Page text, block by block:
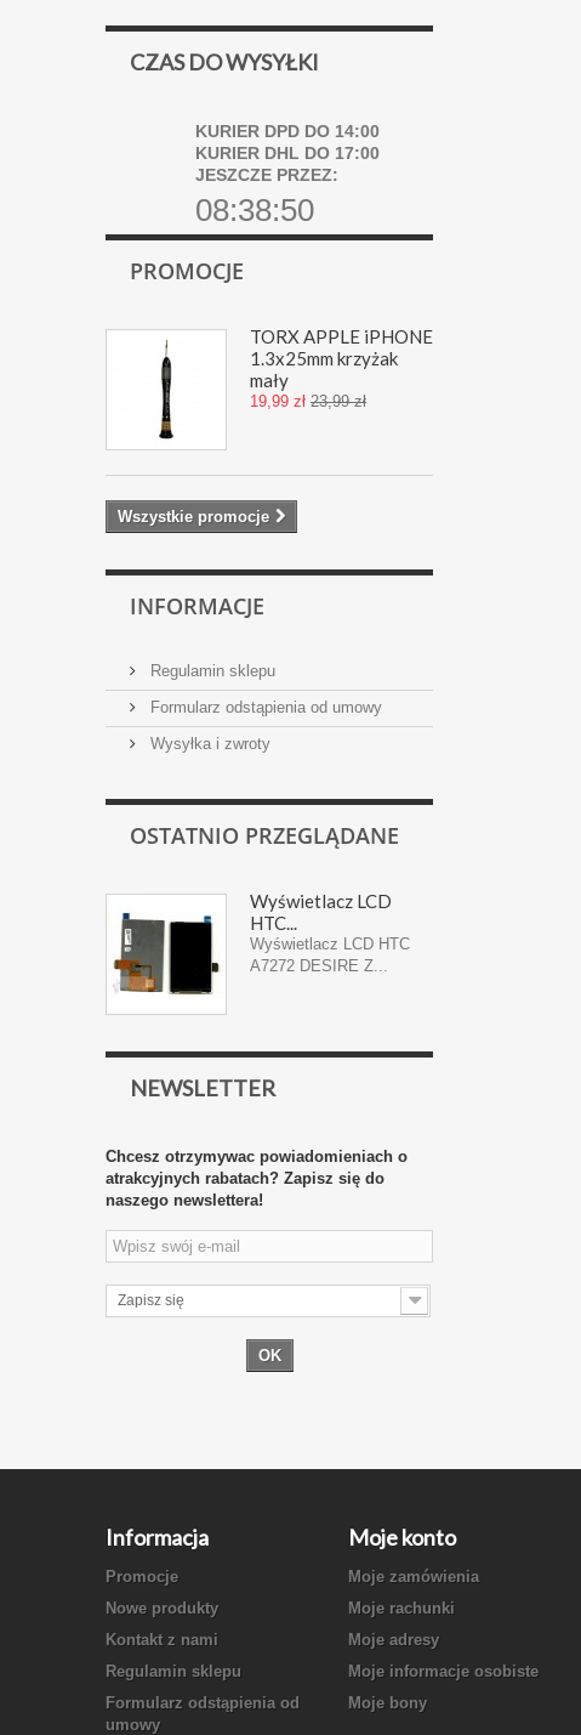
CZAS DO WYSYŁKI
KURIER DPD DO 14:00
KURIER DHL DO 17:00
JESZCZE PRZEZ:
08:38:49
PROMOCJE
TORX APPLE iPHONE
1.3x25mm krzyżak
mały
19,99 zł 23,99 zł
Wszystkie promocje
INFORMACJE
Regulamin sklepu
Formularz odstąpienia od umowy
Wysyłka i zwroty
OSTATNIO PRZEGLĄDANE
Wyświetlacz LCD
HTC...
Wyświetlacz LCD HTC
A7272 DESIRE Z...
NEWSLETTER
Chcesz otrzymywac powiadomieniach o
atrakcyjnych rabatach? Zapisz się do
naszego newslettera!
Zapisz się
OK
Informacja
Promocje
Nowe produkty
Kontakt z nami
Regulamin sklepu
Formularz odstąpienia od
umowy
Moje konto
Moje zamówienia
Moje rachunki
Moje adresy
Moje informacje osobiste
Moje bony